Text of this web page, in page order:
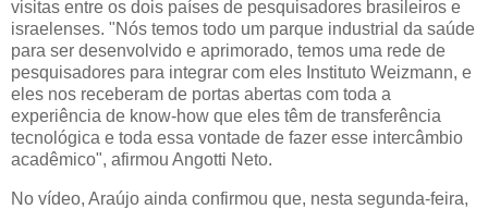
visitas entre os dois países de pesquisadores brasileiros e
israelenses. "Nós temos todo um parque industrial da saúde
para ser desenvolvido e aprimorado, temos uma rede de
pesquisadores para integrar com eles Instituto Weizmann, e
eles nos receberam de portas abertas com toda a
experiência de know-how que eles têm de transferência
tecnológica e toda essa vontade de fazer esse intercâmbio
acadêmico", afirmou Angotti Neto.
No vídeo, Araújo ainda confirmou que, nesta segunda-feira,